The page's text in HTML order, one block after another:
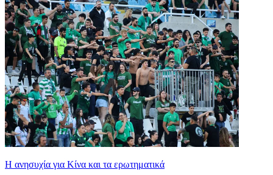
Η ανησυχία για Κίνα και τα ερωτηματικά